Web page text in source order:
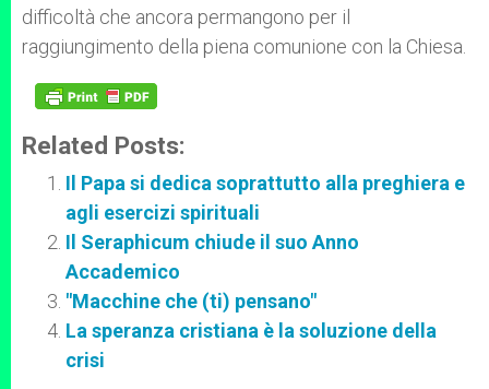
difficoltà che ancora permangono per il
raggiungimento della piena comunione con la Chiesa.
Related Posts:
Il Papa si dedica soprattutto alla preghiera e
agli esercizi spirituali
Il Seraphicum chiude il suo Anno
Accademico
"Macchine che (ti) pensano"
La speranza cristiana è la soluzione della
crisi